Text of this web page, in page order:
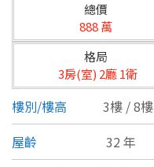
台北市
基隆市
新北市
宜蘭縣
桃園市
類型(可複選)
總價
888 萬
格局
3房(室) 2廳 1衛
樓別/樓高
3樓 / 8樓
屋齡
32 年